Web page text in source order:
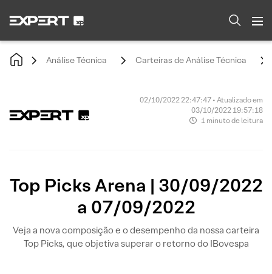
Análise Técnica Carteiras de Análise Técnica
02/10/2022 22:47:47 • Atualizado em
03/10/2022 19:57:18
1 minuto de leitura
Top Picks Arena | 30/09/2022
a 07/09/2022
Veja a nova composição e o desempenho da nossa carteira
Top Picks, que objetiva superar o retorno do IBovespa